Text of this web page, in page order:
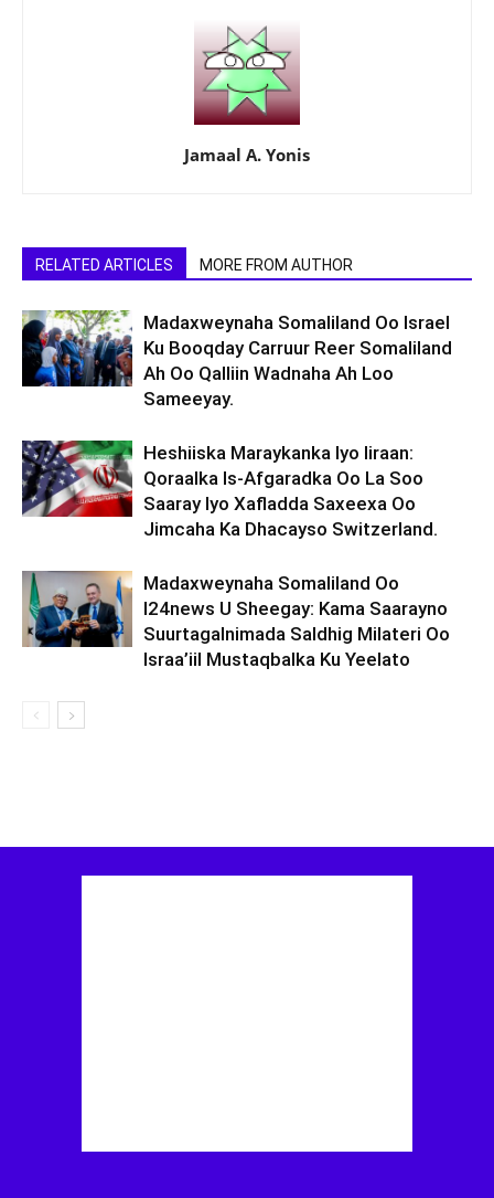
Jamaal A. Yonis
RELATED ARTICLES MORE FROM AUTHOR
Madaxweynaha Somaliland Oo Israel
Ku Booqday Carruur Reer Somaliland
Ah Oo Qalliin Wadnaha Ah Loo
Sameeyay.
Heshiiska Maraykanka Iyo Iiraan:
Qoraalka Is-Afgaradka Oo La Soo
Saaray Iyo Xafladda Saxeexa Oo
Jimcaha Ka Dhacayso Switzerland.
Madaxweynaha Somaliland Oo
I24news U Sheegay: Kama Saarayno
Suurtagalnimada Saldhig Milateri Oo
Israa’iil Mustaqbalka Ku Yeelato